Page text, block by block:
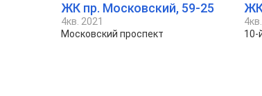
ЖК пр. Московский, 59-25
4кв. 2021
Московский проспект
10-